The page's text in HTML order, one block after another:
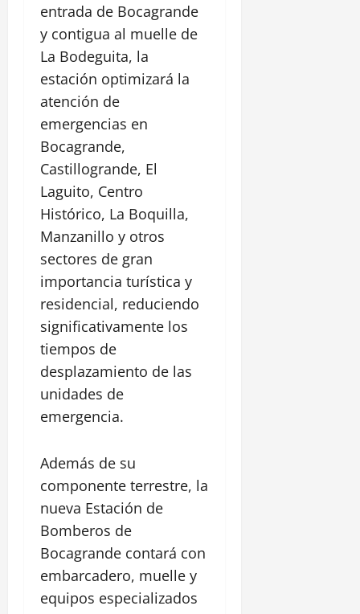
entrada de Bocagrande
y contigua al muelle de
La Bodeguita, la
estación optimizará la
atención de
emergencias en
Bocagrande,
Castillogrande, El
Laguito, Centro
Histórico, La Boquilla,
Manzanillo y otros
sectores de gran
importancia turística y
residencial, reduciendo
significativamente los
tiempos de
desplazamiento de las
unidades de
emergencia.
Además de su
componente terrestre, la
nueva Estación de
Bomberos de
Bocagrande contará con
embarcadero, muelle y
equipos especializados